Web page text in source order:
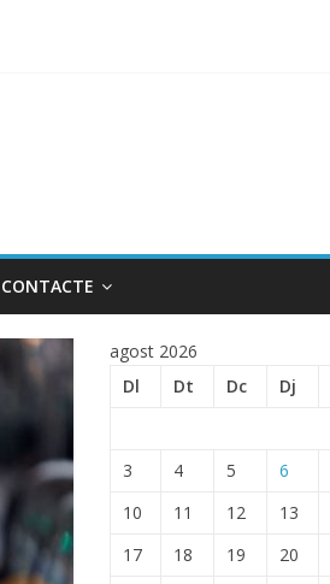
CONTACTE
agost 2026
Dl
Dt Dc Dj
3
4 5 6
10
11 12 13
17
18 19 20